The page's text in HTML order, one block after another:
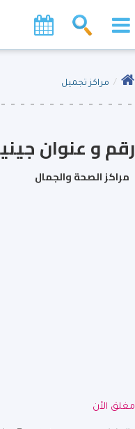
مراكز تجميل
رقم و عنوان
مراكز الصحة والجمال
مغلق الأن